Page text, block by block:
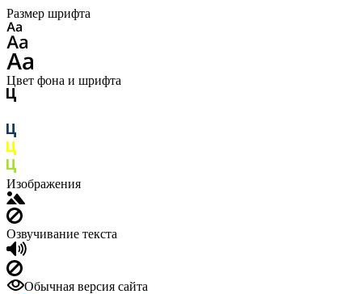
Размер шрифта
Цвет фона и шрифта
Изображения
Озвучивание текста
Обычная версия сайта